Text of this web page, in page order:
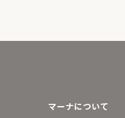
マーナについて